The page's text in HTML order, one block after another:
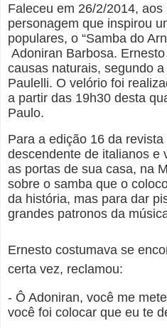
Faleceu em 26/2/2014,
personagem que inspirou
populares, o “Samba do
Adoniran Barbosa.
causas naturais, segundo
Paulelli. O velório foi
a partir das 19h30 desta
Paulo.
Para a edição 16 da
descendente de italianos e
as portas de sua casa, na
sobre o samba que o
da história, mas para dar
grandes patronos da
Ernesto costumava se
certa vez, reclamou:
- Ô Adoniran, você me
você foi colocar que eu te